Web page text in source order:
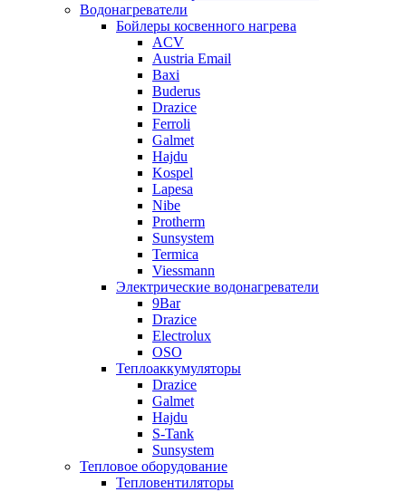
Водонагреватели
Бойлеры косвенного нагрева
ACV
Austria Email
Baxi
Buderus
Drazice
Ferroli
Galmet
Hajdu
Kospel
Lapesa
Nibe
Protherm
Sunsystem
Termica
Viessmann
Электрические водонагреватели
9Bar
Drazice
Electrolux
OSO
Теплоаккумуляторы
Drazice
Galmet
Hajdu
S-Tank
Sunsystem
Тепловое оборудование
Тепловентиляторы